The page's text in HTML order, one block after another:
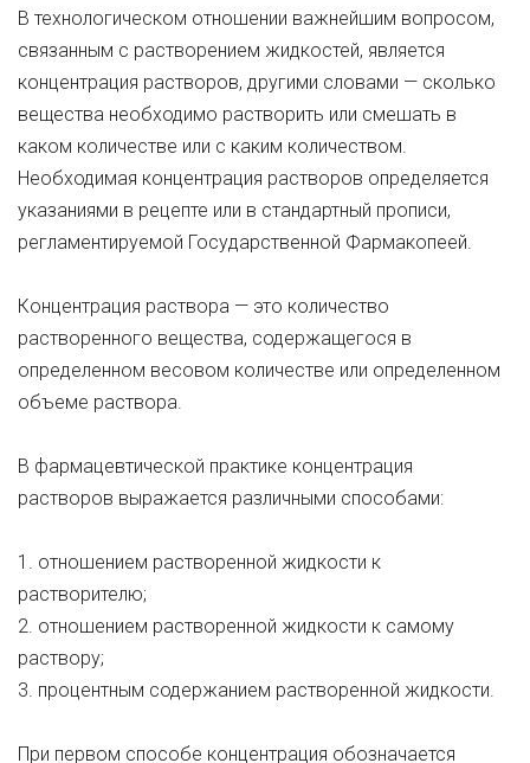
В технологическом отношении важнейшим вопросом,
связанным с растворением жидкостей, является
концентрация растворов, другими словами — сколько
вещества необходимо растворить или смешать в
каком количестве или с каким количеством.
Необходимая концентрация растворов определяется
указаниями в рецепте или в стандартный прописи,
регламентируемой Государственной Фармакопеей.
Концентрация раствора — это количество
растворенного вещества, содержащегося в
определенном весовом количестве или определенном
объеме раствора.
В фармацевтической практике концентрация
растворов выражается различными способами:
1. отношением растворенной жидкости к
растворителю;
2. отношением растворенной жидкости к самому
раствору;
3. процентным содержанием растворенной жидкости.
При первом способе концентрация обозначается